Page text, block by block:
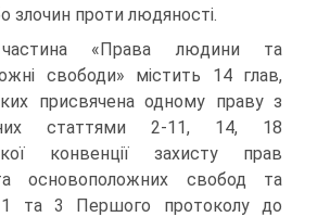
зло­чин проти людяності.
«Права людини та
свободи» містить 14 глав,
присвячена одному праву з
статтями 2-11, 14, 18
конвенції захисту прав
основоположних свобод та
1 та 3 Першого протоколу до